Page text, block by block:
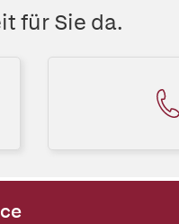
für Sie da.